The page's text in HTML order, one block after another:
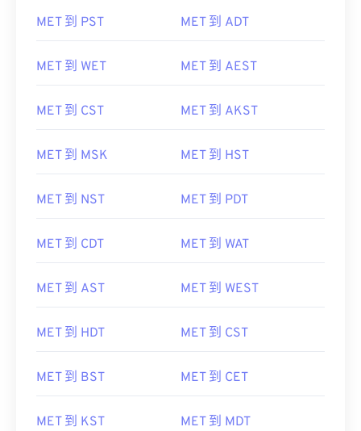
MET 到 PST MET 到 ADT
MET 到 WET MET 到 AEST
MET 到 CST MET 到 AKST
MET 到 MSK MET 到 HST
MET 到 NST MET 到 PDT
MET 到 CDT MET 到 WAT
MET 到 AST MET 到 WEST
MET 到 HDT MET 到 CST
MET 到 BST MET 到 CET
MET 到 KST MET 到 MDT